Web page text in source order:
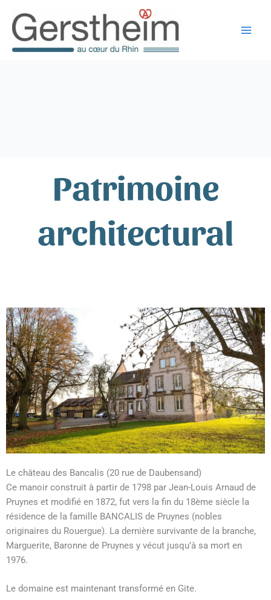
contenu
Patrimoine
architectural
Le château des Bancalis (20 rue de Daubensand)
Ce manoir construit à partir de 1798 par Jean-Louis Arnaud de
Pruynes et modifié en 1872, fut vers la fin du 18ème siècle la
résidence de la famille BANCALIS de Pruynes (nobles
originaires du Rouergue). La dernière survivante de la branche,
Marguerite, Baronne de Pruynes y vécut jusqu’à sa mort en
1976.
Le domaine est maintenant transformé en Gite.